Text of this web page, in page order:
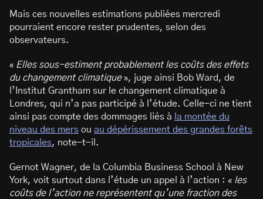
Mais ces nouvelles estimations publiées mercredi
pourraient encore rester prudentes, selon des
observateurs.
« Elles sous-estiment probablement les coûts des effets
du changement climatique», juge ainsi Bob Ward, de
l’Institut Grantham sur le changement climatique à
Londres, qui n’a pas participé à l’étude. Celle-ci ne tient
ainsi pas compte des dommages liés à la montée du
niveau des mers ou au dépérissement des grandes forêts
tropicales, note-t-il.
Gernot Wagner, de la Columbia Business School à New
York, voit surtout dans l’étude un appel à l’action : « les
coûts de l’action ne représentent qu’une fraction des